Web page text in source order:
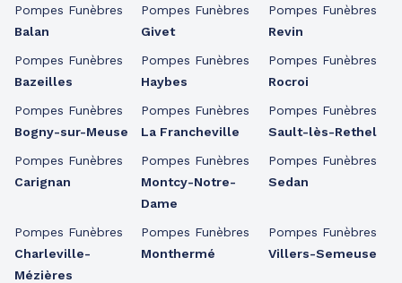
Pompes Funèbres
Balan
Pompes Funèbres
Bazeilles
Pompes Funèbres
Bogny-sur-Meuse
Pompes Funèbres
Carignan
Pompes Funèbres
Charleville-
Mézières
Pompes Funèbres
Givet
Pompes Funèbres
Haybes
Pompes Funèbres
La Francheville
Pompes Funèbres
Montcy-Notre-
Dame
Pompes Funèbres
Monthermé
Pompes Funèbres
Revin
Pompes Funèbres
Rocroi
Pompes Funèbres
Sault-lès-Rethel
Pompes Funèbres
Sedan
Pompes Funèbres
Villers-Semeuse